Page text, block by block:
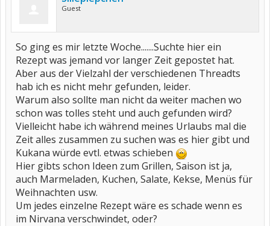
Guest
So ging es mir letzte Woche.......Suchte hier ein
Rezept was jemand vor langer Zeit gepostet hat.
Aber aus der Vielzahl der verschiedenen Threadts
hab ich es nicht mehr gefunden, leider.
Warum also sollte man nicht da weiter machen wo
schon was tolles steht und auch gefunden wird?
Vielleicht habe ich während meines Urlaubs mal die
Zeit alles zusammen zu suchen was es hier gibt und
Kukana würde evtl. etwas schieben
Hier gibts schon Ideen zum Grillen, Saison ist ja,
auch Marmeladen, Kuchen, Salate, Kekse, Menüs für
Weihnachten usw.
Um jedes einzelne Rezept wäre es schade wenn es
im Nirvana verschwindet, oder?